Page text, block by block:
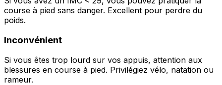
course à pied sans danger. Excellent pour perdre du
poids.
Inconvénient
Si vous êtes trop lourd sur vos appuis, attention aux
blessures en course à pied. Privilégiez vélo, natation ou
rameur.